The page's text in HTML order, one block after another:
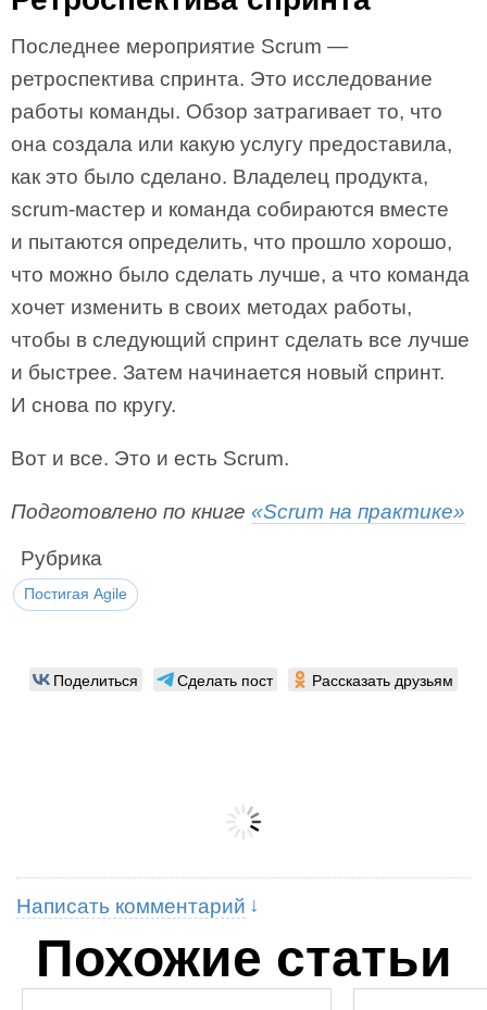
Последнее мероприятие Scrum —
ретроспектива спринта. Это исследование
работы команды. Обзор затрагивает то, что
она создала или какую услугу предоставила,
как это было сделано. Владелец продукта,
scrum-мастер и команда собираются вместе
и пытаются определить, что прошло хорошо,
что можно было сделать лучше, а что команда
хочет изменить в своих методах работы,
чтобы в следующий спринт сделать все лучше
и быстрее. Затем начинается новый спринт.
И снова по кругу.
Вот и все. Это и есть Scrum.
Подготовлено по книге «Scrum на практике»
Рубрика
Постигая Agile
Поделиться Сделать пост Рассказать друзьям
Написать комментарий
Похожие статьи